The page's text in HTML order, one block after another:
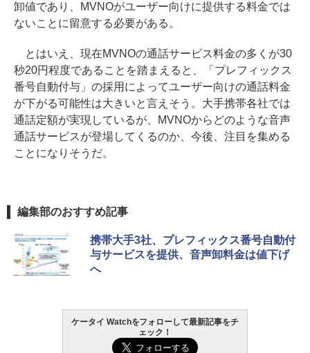
卸値であり、MVNOがユーザー向けに提供する料金では
ないことに留意する必要がある。
とはいえ、現在MVNOの通話サービス料金の多くが30
秒20円程度であることを踏まえると、「プレフィックス
番号自動付与」の採用によってユーザー向けの通話料金
が下がる可能性は大きいと言えそう。大手携帯各社では
通話定額が実現しているが、MVNOからどのような音声
通話サービスが登場してくるのか、今後、注目を集める
ことになりそうだ。
編集部のおすすめ記事
携帯大手3社、プレフィックス番号自動付
与サービスを提供、音声卸料金は値下げ
へ
ケータイ Watchをフォローして最新記事をチ
ェック！